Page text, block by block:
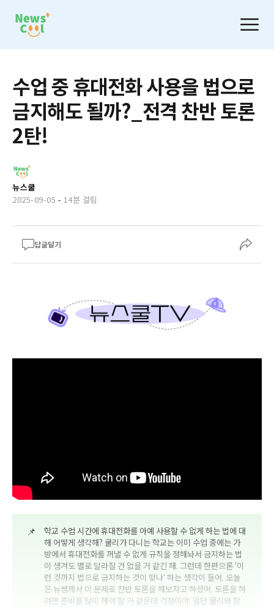
수업 중 휴대전화 사용을 법으로
금지해도 될까?_전격 찬반 토론
2탄!
뉴스쿨
2025-09-05 - 14분 걸림
답글달기
📌
학교 수업 시간에 휴대전화를 아예 사용할 수 없게 하는 법에 대
해 어떻게 생각해? 쿨리가 다니는 학교는 이미 수업 중에는 가
방에서 휴대전화를 꺼낼 수 없게 규칙을 정해놔서 금지하는 법
이 생겨도 별로 달라질 건 없을 거 같긴 해. 그런데 한편으론 '이
런 것까지 법으로 금지하는 것이 맞나' 하는 생각이 들어. 오늘
은 뉴쌤께서 이 문제로 찬반 토론을 해보자고 하셨어. 토론을 하
려면 준비를 많이 해야 할 거 같은데 걱정이야. 일단 쿨리와 함